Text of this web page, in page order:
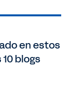
en estos
blogs